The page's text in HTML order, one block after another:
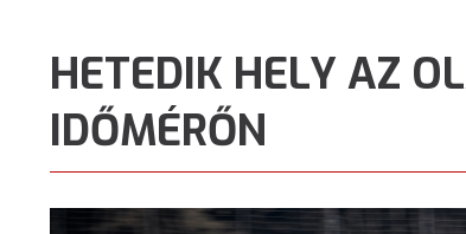
HETEDIK HELY AZ
IDŐMÉRŐN